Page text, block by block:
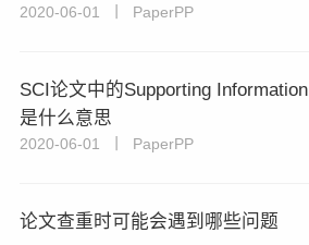
2020-06-01 丨 PaperPP
SCI论文中的Supporting Information
是什么意思
2020-06-01 丨 PaperPP
论文查重时可能会遇到哪些问题